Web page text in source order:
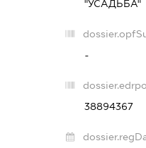
"УСАДЬБА"
-
38894367